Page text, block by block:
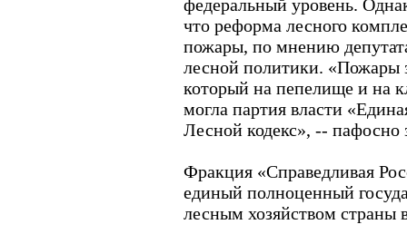
федеральный уровень.
что реформа лесного
пожары, по мнению
лесной политики. «Пожары
который на пепелище и на
могла партия власти
Лесной кодекс», -- пафосно
Фракция «Справедливая
единый полноценный
лесным хозяйством страны